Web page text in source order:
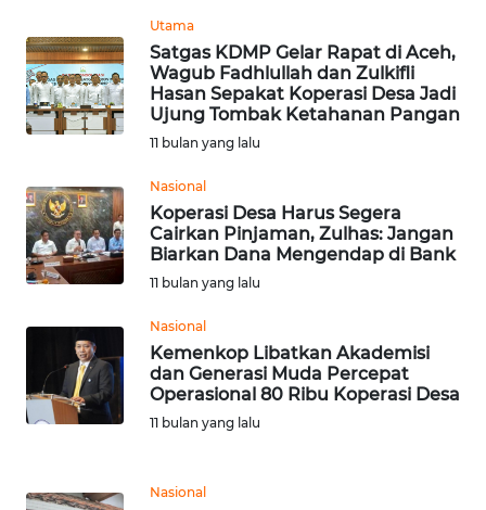
Utama
Satgas KDMP Gelar Rapat di Aceh,
Wagub Fadhlullah dan Zulkifli
Hasan Sepakat Koperasi Desa Jadi
Ujung Tombak Ketahanan Pangan
11 bulan yang lalu
Nasional
Koperasi Desa Harus Segera
Cairkan Pinjaman, Zulhas: Jangan
Biarkan Dana Mengendap di Bank
11 bulan yang lalu
Nasional
Kemenkop Libatkan Akademisi
dan Generasi Muda Percepat
Operasional 80 Ribu Koperasi Desa
11 bulan yang lalu
Nasional
WN
SULBAR
BABEL
WN
SUMBAR
WN
SUMSEL
WN
WN